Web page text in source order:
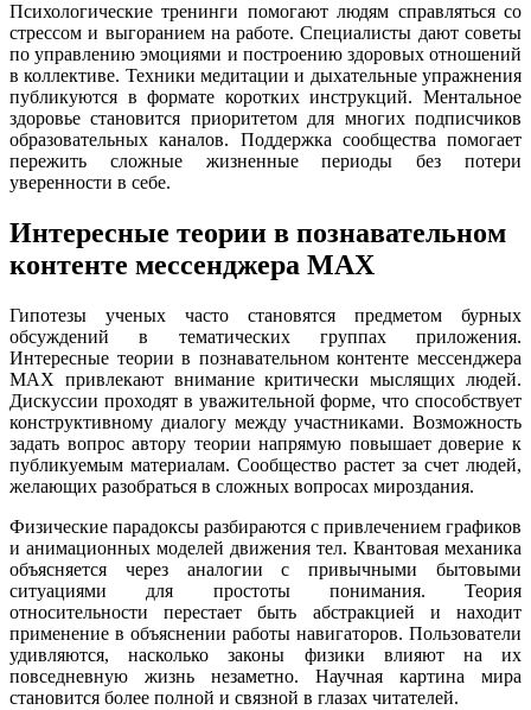
Психологические тренинги помогают людям справляться со
стрессом и выгоранием на работе. Специалисты дают советы
по управлению эмоциями и построению здоровых отношений
в коллективе. Техники медитации и дыхательные упражнения
публикуются в формате коротких инструкций. Ментальное
здоровье становится приоритетом для многих подписчиков
образовательных каналов. Поддержка сообщества помогает
пережить сложные жизненные периоды без потери
уверенности в себе.
Интересные теории в познавательном
контенте мессенджера MAX
Гипотезы ученых часто становятся предметом бурных
обсуждений в тематических группах приложения.
Интересные теории в познавательном контенте мессенджера
MAX привлекают внимание критически мыслящих людей.
Дискуссии проходят в уважительной форме, что способствует
конструктивному диалогу между участниками. Возможность
задать вопрос автору теории напрямую повышает доверие к
публикуемым материалам. Сообщество растет за счет людей,
желающих разобраться в сложных вопросах мироздания.
Физические парадоксы разбираются с привлечением графиков
и анимационных моделей движения тел. Квантовая механика
объясняется через аналогии с привычными бытовыми
ситуациями для простоты понимания. Теория
относительности перестает быть абстракцией и находит
применение в объяснении работы навигаторов. Пользователи
удивляются, насколько законы физики влияют на их
повседневную жизнь незаметно. Научная картина мира
становится более полной и связной в глазах читателей.